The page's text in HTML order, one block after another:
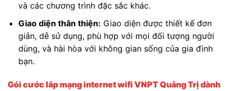
và các chương trình đặc sắc khác.
Giao diện thân thiện: Giao diện được thiết kế đơn
giản, dễ sử dụng, phù hợp với mọi đối tượng người
dùng, và hài hòa với không gian sống của gia đình
bạn.
Gói cước lắp mạng internet wifi VNPT Quảng Trị dành